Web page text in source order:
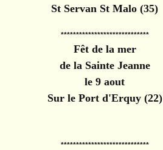
St Servan St Malo (35)
*****************************
Fêt de la mer
de la Sainte Jeanne
le 9 aout
Sur le Port d'Erquy (22)
*****************************